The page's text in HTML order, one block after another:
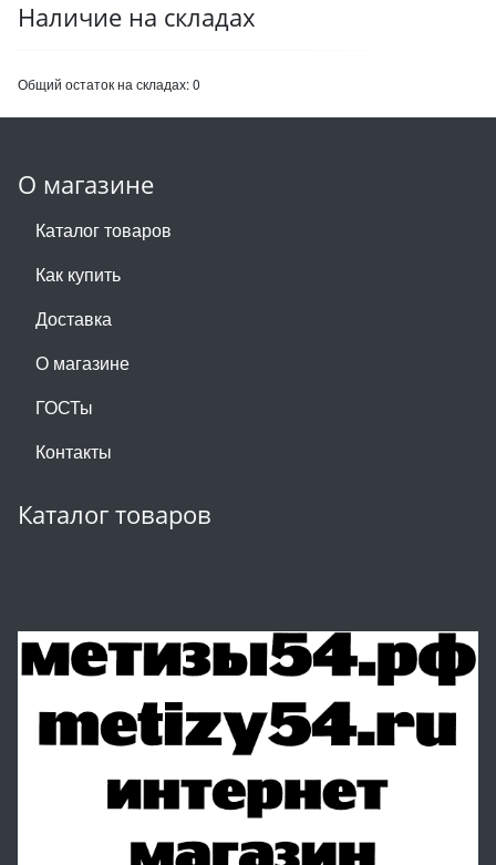
Наличие на складах
Общий остаток на складах:0
О магазине
Каталог товаров
Как купить
Доставка
О магазине
ГОСТы
Контакты
Каталог товаров